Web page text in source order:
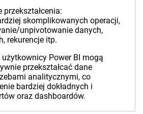
skomplikowanych operacji,
unpivotowanie danych,
rekurencje itp.
Power BI mogą
przekształcać dane
analitycznymi, co
bardziej dokładnych i
oraz dashboardów.